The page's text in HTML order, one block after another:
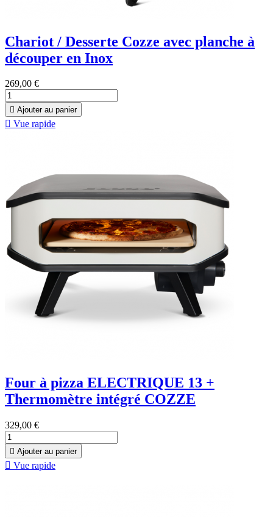
Chariot / Desserte Cozze avec planche à
découper en Inox
269,00 €
 Ajouter au panier
 Vue rapide
Four à pizza ELECTRIQUE 13 +
Thermomètre intégré COZZE
329,00 €
 Ajouter au panier
 Vue rapide